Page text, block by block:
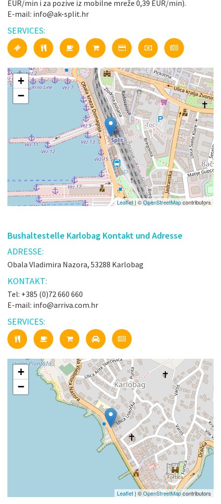
EUR/min i za pozive iz mobilne mreže 0,39 EUR/min).
E-mail: info@ak-split.hr
SERVICES:
+
−
Leaflet| ©OpenStreetMapcontributors
Bushaltestelle Karlobag Kontakt und Adresse
ADRESSE:
Obala Vladimira Nazora, 53288 Karlobag
KONTAKT:
Tel: +385 (0)72 660 660
E-mail: info@arriva.com.hr
SERVICES:
+
−
Leaflet | ©OpenStreetMapcontributors